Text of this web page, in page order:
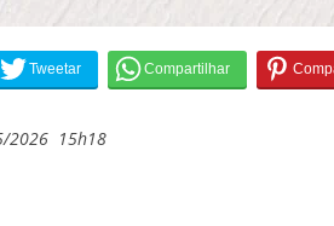
2026 15h18